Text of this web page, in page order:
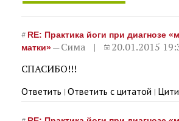
# RE: Практика йоги при диагнозе
матки»—Сима
20.01.2015
СПАСИБО!!!
Ответить | Ответить с цитатой |